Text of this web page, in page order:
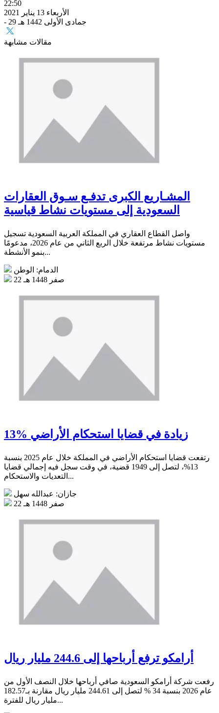
22:50
الأربعاء 13 يناير 2021
- 29 جمادى الأولى 1442 هـ
مقالات مشابهة
المشـاريع الكبرى تدفـع سـوق العقارات
السعودية إلى مستويات نشاط قياسية
واصل القطاع العقاري في المملكة العربية السعودية تسجيل
مستويات نشاط مرتفعة خلال الربع الثاني من عام 2026، مدعومًا
بنمو الأنشطة...
الدمام: الوطن
22 صفر 1448 هـ
13% زيادة في قضايا استحكام الأراضي
رتفعت قضايا استحكام الأراضي في المملكة خلال عام 2025 بنسبة
13%، لتصل إلى 1949 قضية، في وقت سجل فيه إجمالي قضايا
التعديات والاستحكام...
جازان: عبدالله سهل
22 صفر 1448 هـ
أرامكو ترفع أرباحها إلى 244.6 مليار ريال
رفعت شركة أرامكو السعودية صافي أرباحها خلال النصف الأول من
عام 2026 بنسبة 34 % لتصل إلى 244.61 مليار ريال مقارنة بـ182.57
مليار ريال للفترة...